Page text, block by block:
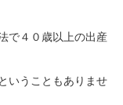
で４０歳以上の出産
いうこともありませ